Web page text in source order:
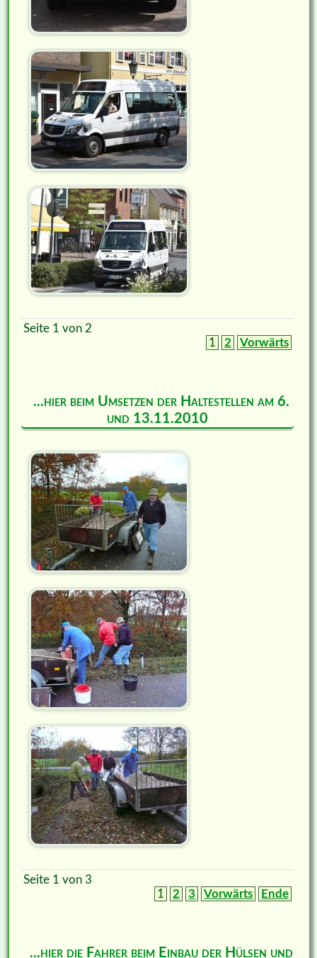
Seite 1 von 2
1
2 Vorwärts
...hier beim Umsetzen der Haltestellen am 6.
und 13.11.2010
Seite 1 von 3
1
2 3 Vorwärts Ende
...hier die Fahrer beim Einbau der Hülsen und